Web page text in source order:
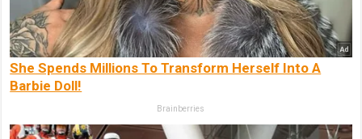
She Spends Millions To Transform Herself Into A
Barbie Doll!
Brainberries